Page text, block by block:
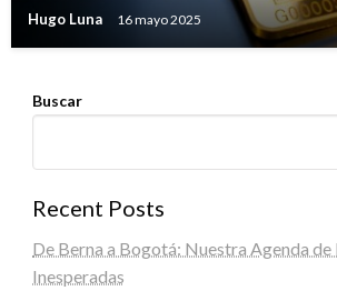
Hugo Luna 16 mayo 2025
Buscar
Recent Posts
De Berna a Bogotá: Nuestra Agenda de
Inesperadas